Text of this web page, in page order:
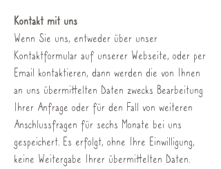
Kontakt mit uns
Wenn Sie uns, entweder über unser
Kontaktformular auf unserer Webseite, oder per
Email kontaktieren, dann werden die von Ihnen
an uns übermittelten Daten zwecks Bearbeitung
Ihrer Anfrage oder für den Fall von weiteren
Anschlussfragen für sechs Monate bei uns
gespeichert. Es erfolgt, ohne Ihre Einwilligung,
keine Weitergabe Ihrer übermittelten Daten.